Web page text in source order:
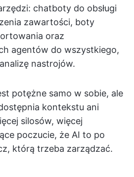
chatboty do obsługi
zawartości, boty
oraz
agentów do wszystkiego,
nastrojów.
potężne samo w sobie, ale
kontekstu ani
silosów, więcej
poczucie, że AI to po
którą trzeba zarządzać.